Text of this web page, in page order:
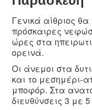
Γενικά αίθριος
πρόσκαιρες
ώρες στα
ορεινά.
Οι άνεμοι στα
και το μεσημέρι-
μποφόρ. Στα
διευθύνσεις 3 με